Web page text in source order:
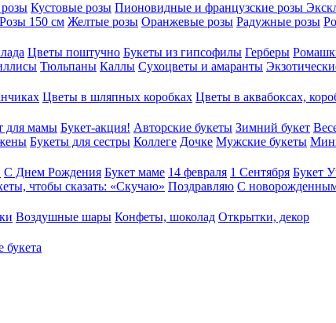
Кустовые розы Пионовидные и французские розы
150 см Желтые розы Оранжевые розы Радужные розы
Цветы поштучно Букеты из гипсофилы Герберы
Тюльпаны Каллы Сухоцветы и амаранты
Цветы в шляпных коробках Цветы в аквабоксах,
для мамы Букет-акция! Авторские букеты Зимний букет
Букеты для сестры Коллеге Дочке Мужские букеты
С Днем Рождения Букет маме 14 февраля 1 Сентября Букет
чтобы сказать: «Скучаю» Поздравляю С
Воздушные шары Конфеты, шоколад Открытки, декор